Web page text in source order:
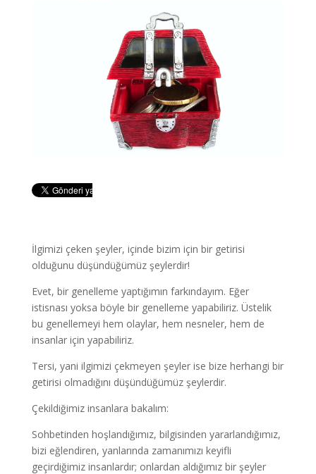
İlgimizi çeken şeyler, içinde bizim için bir getirisi
olduğunu düşündüğümüz şeylerdir!
Evet, bir genelleme yaptığımın farkındayım. Eğer
istisnası yoksa böyle bir genelleme yapabiliriz. Üstelik
bu genellemeyi hem olaylar, hem nesneler, hem de
insanlar için yapabiliriz.
Tersi, yani ilgimizi çekmeyen şeyler ise bize herhangi bir
getirisi olmadığını düşündüğümüz şeylerdir.
Çekildiğimiz insanlara bakalım:
Sohbetinden hoşlandığımız, bilgisinden yararlandığımız,
bizi eğlendiren, yanlarında zamanımızı keyifli
geçirdiğimiz insanlardır; onlardan aldığımız bir şeyler